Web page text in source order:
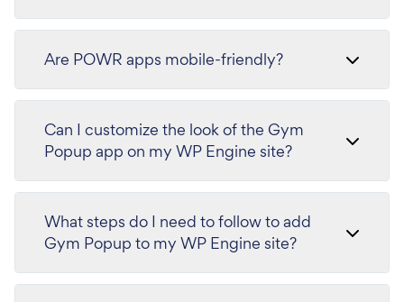
Are POWR apps mobile-friendly?
Can I customize the look of the Gym
Popup app on my WP Engine site?
What steps do I need to follow to add
Gym Popup to my WP Engine site?